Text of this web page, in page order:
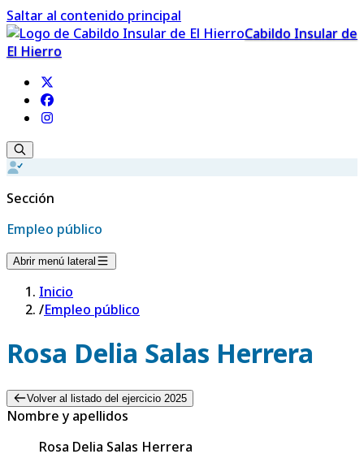
Saltar al contenido principal
Cabildo Insular de
El Hierro
Sección
Empleo público
Abrir menú lateral
Inicio
/Empleo público
Rosa Delia Salas Herrera
Volver al listado del ejercicio 2025
Nombre y apellidos
Rosa Delia Salas Herrera